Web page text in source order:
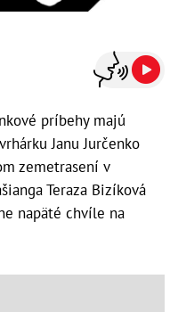
príbehy majú
Janu Jurčenko
zemetrasení v
Teraza Bizíková
napäté chvíle na